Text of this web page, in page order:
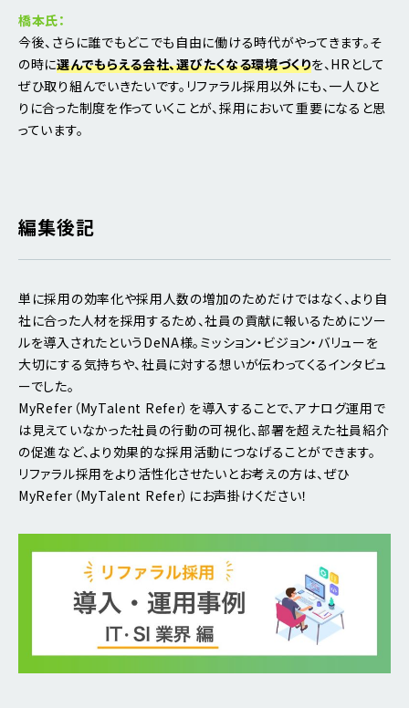
橋本氏：
今後、さらに誰でもどこでも自由に働ける時代がやってきます。そ
の時に選んでもらえる会社、選びたくなる環境づくりを、HRとして
ぜひ取り組んでいきたいです。リファラル採用以外にも、一人ひと
りに合った制度を作っていくことが、採用において重要になると思
っています。
編集後記
単に採用の効率化や採用人数の増加のためだけではなく、より自
社に合った人材を採用するため、社員の貢献に報いるためにツー
ルを導入されたというDeNA様。ミッション・ビジョン・バリューを
大切にする気持ちや、社員に対する想いが伝わってくるインタビュ
ーでした。
MyRefer（MyTalent Refer）を導入することで、アナログ運用で
は見えていなかった社員の行動の可視化、部署を超えた社員紹介
の促進など、より効果的な採用活動につなげることができます。
リファラル採用をより活性化させたいとお考えの方は、ぜひ
MyRefer（MyTalent Refer）にお声掛けください！